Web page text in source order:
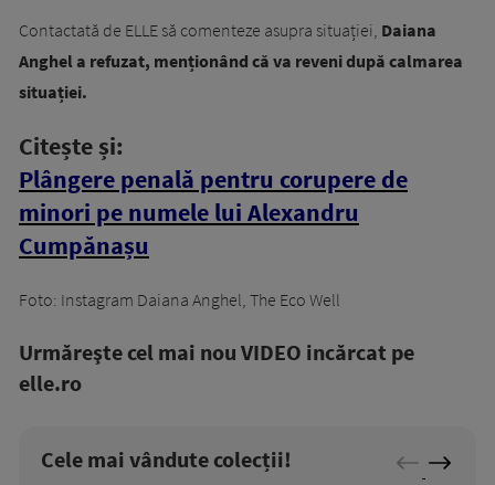
Contactată de ELLE să comenteze asupra situației, Daiana
Anghel a refuzat, menționând că va reveni după calmarea
situației.
Citește și:
Plângere penală pentru corupere de
minori pe numele lui Alexandru
Cumpănașu
Foto: Instagram Daiana Anghel, The Eco Well
Urmăreşte cel mai nou VIDEO incărcat pe
elle.ro
Cele mai vândute colecții!